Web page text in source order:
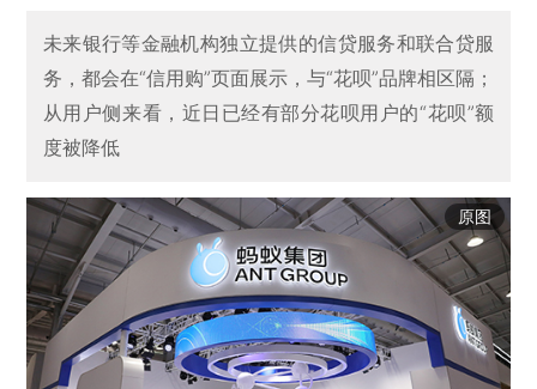
未来银行等金融机构独立提供的信贷服务和联合贷服
务，都会在“信用购”页面展示，与“花呗”品牌相区隔；
从用户侧来看，近日已经有部分花呗用户的“花呗”额
度被降低
原图